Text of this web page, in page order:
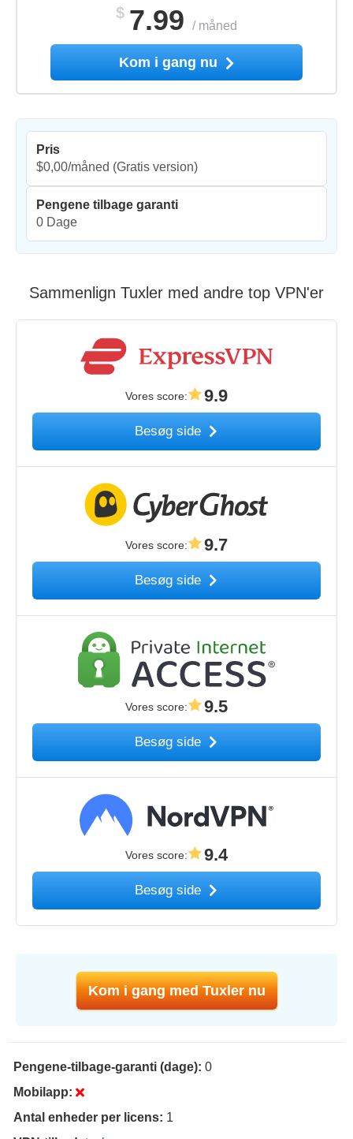
$ 7.99 / måned
Kom i gang nu
Pris
$0,00/måned (Gratis version)
Pengene tilbage garanti
0 Dage
Sammenlign Tuxler med andre top VPN'er
Vores score: 9.9
Besøg side
Vores score: 9.7
Besøg side
Vores score: 9.5
Besøg side
Vores score: 9.4
Besøg side
Kom i gang med Tuxler nu
Pengene-tilbage-garanti (dage): 0
Mobilapp:
Antal enheder per licens: 1